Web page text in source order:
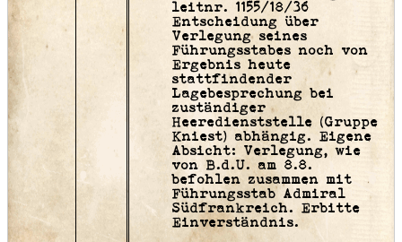
leitnr. 1155/18/36
Entscheidung über
Verlegung seines
Führungsstabes noch von
Ergebnis heute
stattfindender
Lagebesprechung bei
zuständiger
Heeredienststelle (Gruppe
Kniest) abhängig. Eigene
Absicht: Verlegung, wie
von B.d.U. am 8.8.
befohlen zusammen mit
Führungsstab Admiral
Südfrankreich. Erbitte
Einverständnis.